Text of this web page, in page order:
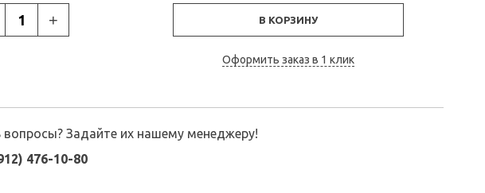
+ В КОРЗИНУ
Оформить заказ в 1 клик
вопросы? Задайте их нашему менеджеру!
476-10-80